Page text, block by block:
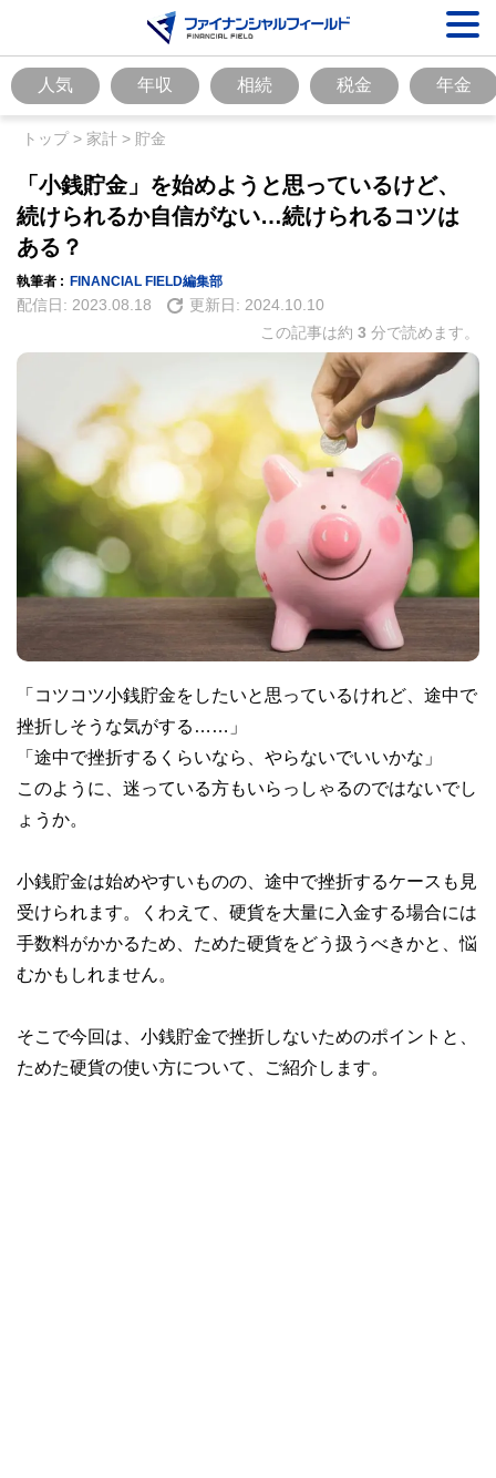
人気 年収 相続 税金 年金
トップ> 家計 > 貯金
「小銭貯金」を始めようと思っているけど、
続けられるか自信がない…続けられるコツは
ある？
執筆者 : FINANCIAL FIELD編集部
配信日: 2023.08.18 更新日: 2024.10.10
この記事は約 3 分で読めます。
「コツコツ小銭貯金をしたいと思っているけれど、途中で
挫折しそうな気がする……」
「途中で挫折するくらいなら、やらないでいいかな」
このように、迷っている方もいらっしゃるのではないでし
ょうか。
小銭貯金は始めやすいものの、途中で挫折するケースも見
受けられます。くわえて、硬貨を大量に入金する場合には
手数料がかかるため、ためた硬貨をどう扱うべきかと、悩
むかもしれません。
そこで今回は、小銭貯金で挫折しないためのポイントと、
ためた硬貨の使い方について、ご紹介します。